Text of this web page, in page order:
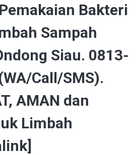
Bakteri
Sampah
Siau. 0813-
Call/SMS).
AMAN dan
Limbah